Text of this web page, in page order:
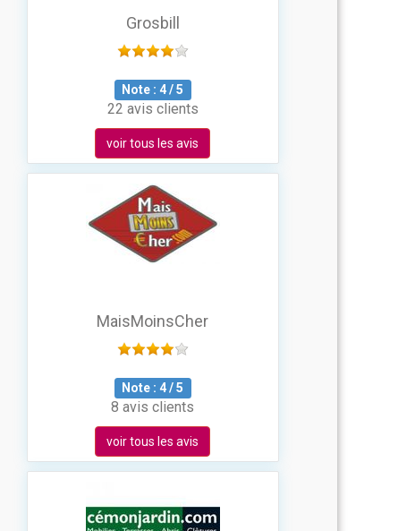
Grosbill
Note : 4/5
22 avis clients
voir tous les avis
MaisMoinsCher
Note : 4/5
8 avis clients
voir tous les avis